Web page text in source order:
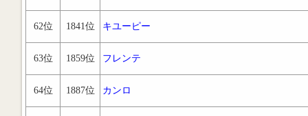
62位 1841位 キユーピー
63位 1859位 フレンテ
64位 1887位 カンロ